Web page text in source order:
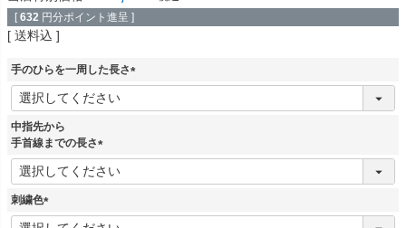
[ 632 円分ポイント進呈 ]
送料込
手のひらを一周した長さ
(
中指先から
手首線までの長さ
(
必
刺繍色
(